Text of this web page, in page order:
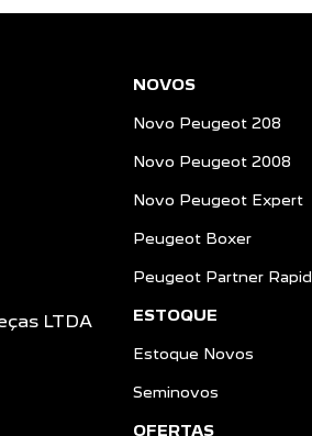
LTDA
NOVOS
Novo Peugeot 208
Novo Peugeot 2008
Novo Peugeot Expert
Peugeot Boxer
Peugeot Partner Rapid
ESTOQUE
Estoque Novos
Seminovos
OFERTAS